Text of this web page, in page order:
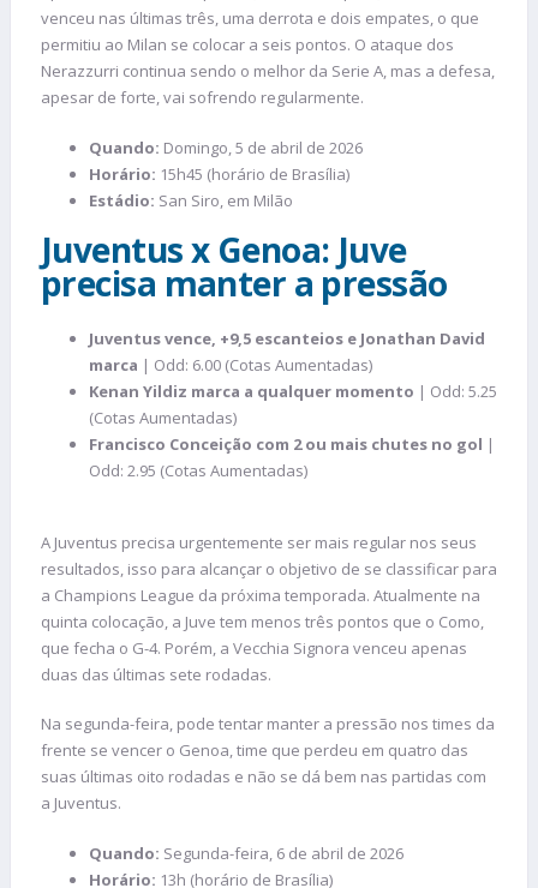
venceu nas últimas três, uma derrota e dois empates, o que
permitiu ao Milan se colocar a seis pontos. O ataque dos
Nerazzurri continua sendo o melhor da Serie A, mas a defesa,
apesar de forte, vai sofrendo regularmente.
Quando: Domingo, 5 de abril de 2026
Horário: 15h45 (horário de Brasília)
Estádio: San Siro, em Milão
Juventus x Genoa: Juve
precisa manter a pressão
Juventus vence, +9,5 escanteios e Jonathan David
marca | Odd: 6.00 (Cotas Aumentadas)
Kenan Yildiz marca a qualquer momento | Odd: 5.25
(Cotas Aumentadas)
Francisco Conceição com 2 ou mais chutes no gol |
Odd: 2.95 (Cotas Aumentadas)
A Juventus precisa urgentemente ser mais regular nos seus
resultados, isso para alcançar o objetivo de se classificar para
a Champions League da próxima temporada. Atualmente na
quinta colocação, a Juve tem menos três pontos que o Como,
que fecha o G-4. Porém, a Vecchia Signora venceu apenas
duas das últimas sete rodadas.
Na segunda-feira, pode tentar manter a pressão nos times da
frente se vencer o Genoa, time que perdeu em quatro das
suas últimas oito rodadas e não se dá bem nas partidas com
a Juventus.
Quando: Segunda-feira, 6 de abril de 2026
Horário: 13h (horário de Brasília)